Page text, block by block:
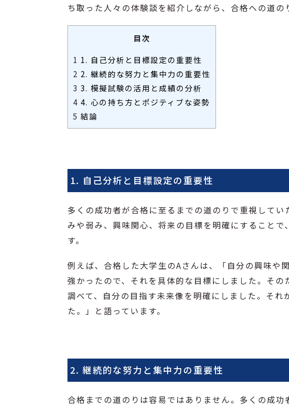
ち取った人々の体験談を紹介しながら、合格への道の
目次
1 1. 自己分析と目標設定の重要性
2 2. 継続的な努力と集中力の重要性
3 3. 模擬試験の活用と成績の分析
4 4. 心の持ち方とポジティブな姿勢
5 結論
1. 自己分析と目標設定の重要性
多くの成功者が合格に至るまでの道のりで重視して
みや弱み、興味関心、将来の目標を明確にすること
す。
例えば、合格した大学生のAさんは、「自分の興味や
強かったので、それを具体的な目標にしました。そ
調べて、自分の目指す未来像を明確にしました。そ
た。」と語っています。
2. 継続的な努力と集中力の重要性
合格までの道のりは容易ではありません。多くの成